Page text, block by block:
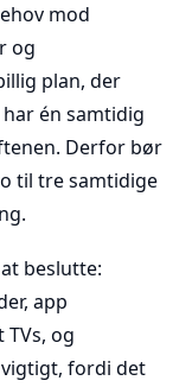
mod
og
plan, der
én samtidig
Derfor bør
til tre samtidige
beslutte:
app
og
fordi det